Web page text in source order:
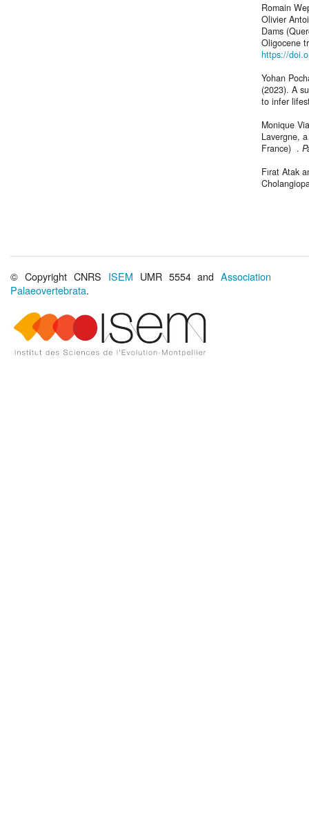
Romain
Olivier
Dams
Oligocene
https://
Yohan
(2023). A
to infer
Monique
Lavergne,
France) .
Fırat Atak
© Copyright CNRS ISEM UMR 5554 andAssociation
Palaeovertebrata.